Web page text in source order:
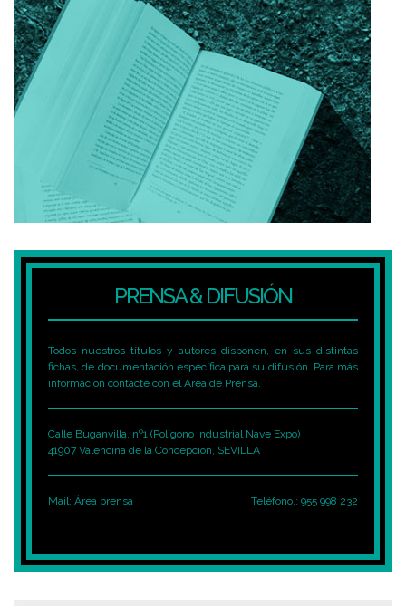
PRENSA & DIFUSIÓN
Todos nuestros títulos y autores disponen, en sus distintas
fichas, de documentación específica para su difusión. Para más
información contacte con el Área de Prensa.
Calle Buganvilla, nº1 (Polígono Industrial Nave Expo)
41907 Valencina de la Concepción, SEVILLA
Mail: Área prensa Teléfono.: 955 998 232